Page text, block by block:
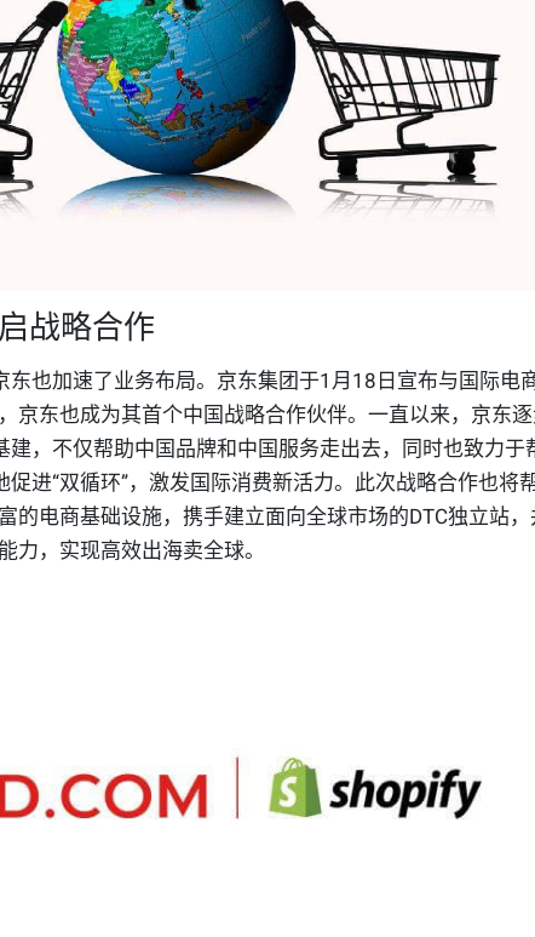
战略合作
东也加速了业务布局。京东集团于1 月 18 日宣布与国际电
京东也成为其首个中国战略合作伙伴。 一直以来，京东
建，不仅帮助中国品牌和中国服务走出去，同时也致力于
进“双循环”，激发国际消费新活力。此次战略合作也将
的电商基础设施，携手建立面向全球市场的DTC独立站，
力，实现高效出海卖全球。